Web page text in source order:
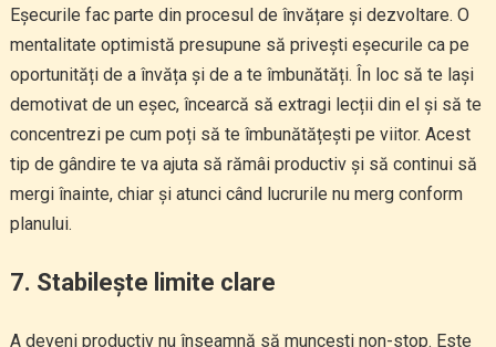
Eșecurile fac parte din procesul de învățare și dezvoltare. O
mentalitate optimistă presupune să privești eșecurile ca pe
oportunități de a învăța și de a te îmbunătăți. În loc să te lași
demotivat de un eșec, încearcă să extragi lecții din el și să te
concentrezi pe cum poți să te îmbunătățești pe viitor. Acest
tip de gândire te va ajuta să rămâi productiv și să continui să
mergi înainte, chiar și atunci când lucrurile nu merg conform
planului.
7. Stabilește limite clare
A deveni productiv nu înseamnă să muncești non-stop. Este